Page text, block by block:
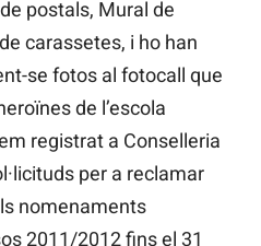
postals, Mural de
carassetes, i ho han
se fotos al fotocall que
de l’escola
registrat a Conselleria
per a reclamar
nomenaments
2011/2012 fins el 31